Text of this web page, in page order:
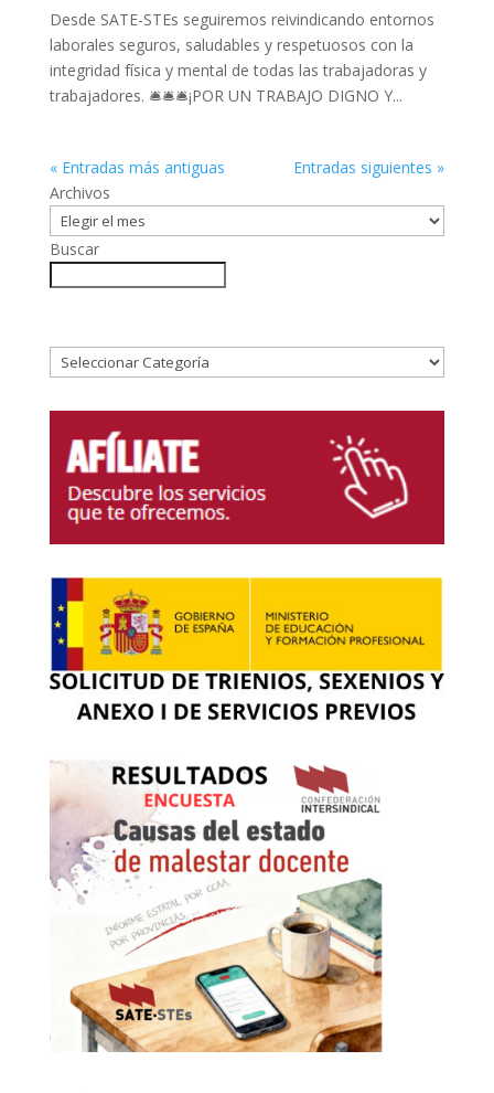
Desde SATE-STEs seguiremos reivindicando entornos
laborales seguros, saludables y respetuosos con la
integridad física y mental de todas las trabajadoras y
trabajadores. 🛎️🛎️🛎️¡POR UN TRABAJO DIGNO Y...
« Entradas más antiguas
Entradas siguientes »
Archivos
Buscar